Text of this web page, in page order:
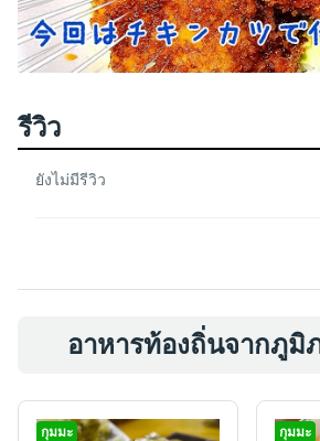
รีวิว
ยังไม่มีรีวิว
อาหารท้องถิ่นจากภูมิ
กุมมะ กุมมะ